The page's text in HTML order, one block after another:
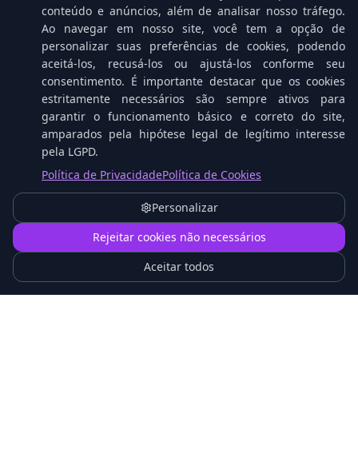
Open Source: O Cavalo Vencedor na Corrida da
IA Contra Gigantes Tech
1
conteúdo e anúncios, além de analisar nosso tráfego.
Ao navegar em nosso site, você tem a opção de
personalizar suas preferências de cookies, podendo
aceitá-los, recusá-los ou ajustá-los conforme seu
consentimento. É importante destacar que os cookies
estritamente necessários são sempre ativos para
garantir o funcionamento básico e correto do site,
amparados pela hipótese legal de legítimo interesse
pela LGPD.
Política de PrivacidadePolítica de Cookies
Personalizar
Rejeitar cookies não necessários
Aceitar todos